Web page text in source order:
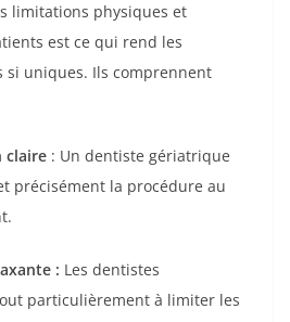
limitations physiques et
est ce qui rend les
uniques. Ils comprennent
claire : Un dentiste gériatrique
précisément la procédure au
: Les dentistes
particulièrement à limiter les